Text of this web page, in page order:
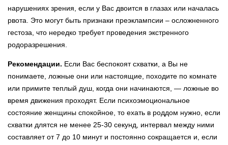
нарушениях зрения, если у Вас двоится в глазах или началась
рвота. Это могут быть признаки преэклампсии – осложненного
гестоза, что нередко требует проведения экстренного
родоразрешения.
Рекомендации. Если Вас беспокоят схватки, а Вы не
понимаете, ложные они или настоящие, походите по комнате
или примите теплый душ, когда они начинаются, — ложные во
время движения проходят. Если психоэмоциональное
состояние женщины спокойное, то ехать в роддом нужно, если
схватки длятся не менее 25-30 секунд, интервал между ними
составляет от 7 до 10 минут и постоянно сокращается и, если